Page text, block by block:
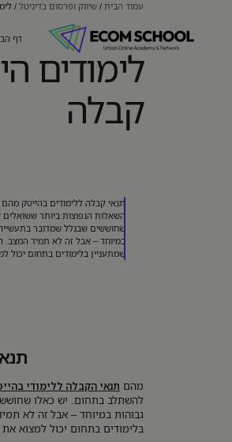
דף
עמוד הבית/ שיווק ופרסום בדיגיטל/
לימודים
קבלה
תנאי קבלה ללימודים בהייטק מהם
השאלות הנפוצות ביותר
שחוששים שבגלל שמדובר
במיוחד – אבל זה לא תמיד המצב.
שמתעניין בלימודים בתחום
מהם תנאי הקבלה ללימודי
להשתלב בתחום. יש כאלו
גבוהות במיוחד – אבל זה לא
בלימודים בתחום יכול למצוא